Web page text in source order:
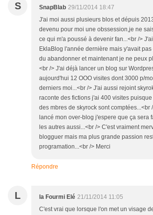
S SnapBlab 29/11/2014 18:47
J'ai moi aussi plusieurs blos et dépuis
devenu pour moi une obssession,je ne
ce qui m'a poussé à devenir fan...<br />
EklaBlog l'année dernière mais y'avait pas
du abandonner et maintenant je ne peux
<br /> J'ai déjà lancer un blog sur
aujourd'hui 12 OOO visites dont 3000 p/
derniers moi...<br /> J'ai aussi rejoint
raconte des fictions j'ai 400 visites
des mbres de skyrock sont comptées...<br
lancé mon over-blog j'espere que ça sera
les autres aussi...<br /> C'est vraiment
blogguer mais ma plus grande passion
programation...<br /> Merci
Répondre
L la Fourmi Elé 21/11/2014 11:05
C'est vrai que lorsque l'on met un visage